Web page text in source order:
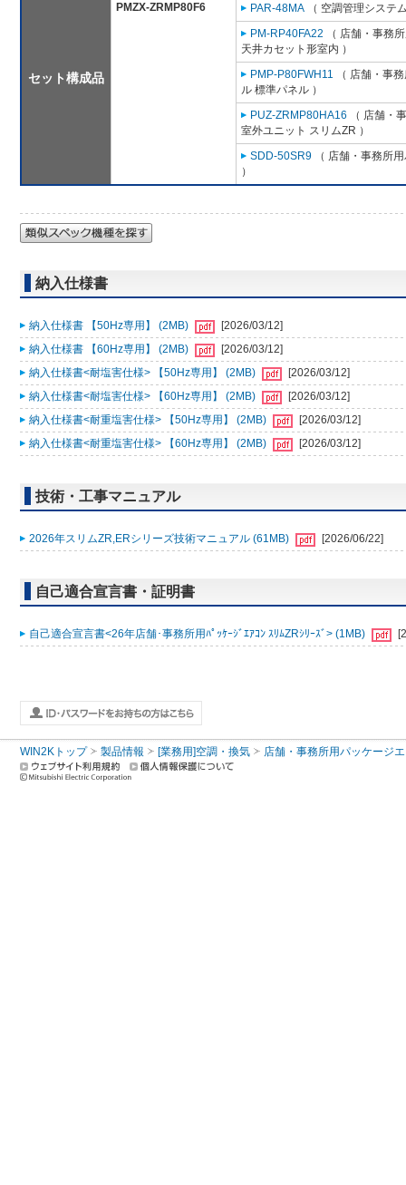
セット構成品
PMZX-ZRMP80F6
PAR-48MA （ 空調管理システ
PM-RP40FA22 （ 店舗・事務
天井カセット形室内 ）
PMP-P80FWH11 （ 店舗・事
ル 標準パネル ）
PUZ-ZRMP80HA16 （ 店舗・
室外ユニット スリムZR ）
SDD-50SR9 （ 店舗・事務所
）
納入仕様書
納入仕様書 【50Hz専用】 (2MB)
[2026/03/12]
納入仕様書 【60Hz専用】 (2MB)
[2026/03/12]
納入仕様書<耐塩害仕様> 【50Hz専用】 (2MB)
[2026/03/12]
納入仕様書<耐塩害仕様> 【60Hz専用】 (2MB)
[2026/03/12]
納入仕様書<耐重塩害仕様> 【50Hz専用】 (2MB)
[2026/03/12]
納入仕様書<耐重塩害仕様> 【60Hz専用】 (2MB)
[2026/03/12]
技術・工事マニュアル
2026年スリムZR,ERシリーズ技術マニュアル (61MB) [2026/06/22]
自己適合宣言書・証明書
自己適合宣言書<26年店舗･事務所用ﾊﾟｯｹｰｼﾞｴｱｺﾝ ｽﾘﾑZRｼﾘｰｽﾞ> (1MB)
WIN2Kトップ 製品情報 [業務用]空調・換気 店舗・事務所用パッケージ